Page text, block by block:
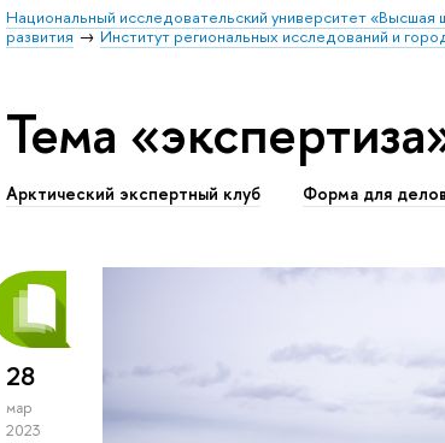
Национальный исследовательский университет «Высшая
развития
Институт региональных исследований и
Тема
Арктический экспертный клуб Форма для
28
мар
2023